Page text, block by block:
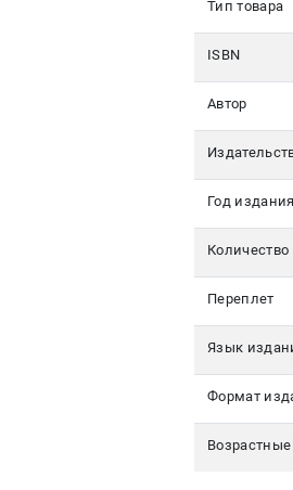
Тип товара
ISBN
Автор
Год издания
Количество
Переплет
Язык
Формат